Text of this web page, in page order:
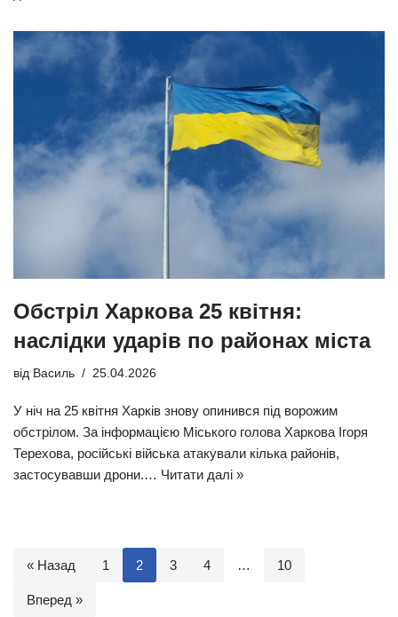
Обстріл Харкова 25 квітня:
наслідки ударів по районах міста
від Василь 25.04.2026
У ніч на 25 квітня Харків знову опинився під ворожим
обстрілом. За інформацією Міського голова Харкова Ігоря
Терехова, російські війська атакували кілька районів,
застосувавши дрони.… Читати далі »
« Назад 1 2 3 4 … 10
Вперед »